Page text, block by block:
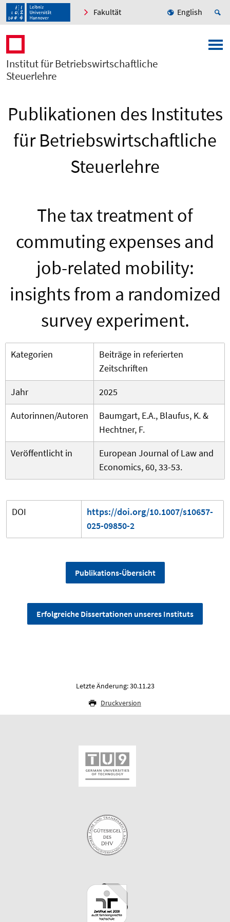
Fakultät English
Institut für Betriebswirtschaftliche
Steuerlehre
Publikationen des Institutes
für Betriebswirtschaftliche
Steuerlehre
The tax treatment of
commuting expenses and
job-related mobility:
insights from a randomized
survey experiment.
Kategorien
Beiträge in referierten
Zeitschriften
Jahr
2025
Autorinnen/Autoren
Baumgart, E.A., Blaufus, K. &
Hechtner, F.
Veröffentlicht in
European Journal of Law and
Economics, 60, 33-53.
DOI
https://doi.org/10.1007/s10657-
025-09850-2
Publikations-Übersicht
Erfolgreiche Dissertationen unseres Instituts
Letzte Änderung: 30.11.23
Druckversion